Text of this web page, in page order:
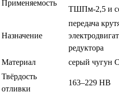
Применяемость
ТШПм-2,5 и
Назначение
передача
редуктора
Материал
серый чугун
Твёрдость
отливки
163–229 HB